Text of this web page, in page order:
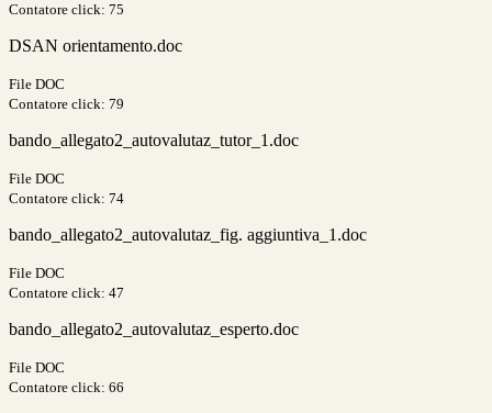
Contatore click: 75
DSAN orientamento.doc
File DOC
Contatore click: 79
bando_allegato2_autovalutaz_tutor_1.doc
File DOC
Contatore click: 74
bando_allegato2_autovalutaz_fig. aggiuntiva_1.doc
File DOC
Contatore click: 47
bando_allegato2_autovalutaz_esperto.doc
File DOC
Contatore click: 66